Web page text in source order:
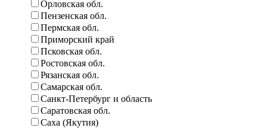
Орловская обл.
Пензенская обл.
Пермская обл.
Приморский край
Псковская обл.
Ростовская обл.
Рязанская обл.
Самарская обл.
Санкт-Петербург и область
Саратовская обл.
Саха (Якутия)